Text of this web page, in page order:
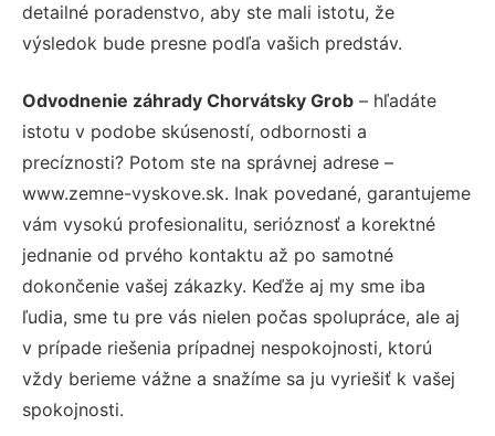
detailné poradenstvo, aby ste mali istotu, že
výsledok bude presne podľa vašich predstáv.
Odvodnenie záhrady Chorvátsky Grob – hľadáte
istotu v podobe skúseností, odbornosti a
precíznosti? Potom ste na správnej adrese –
www.zemne-vyskove.sk. Inak povedané, garantujeme
vám vysokú profesionalitu, serióznosť a korektné
jednanie od prvého kontaktu až po samotné
dokončenie vašej zákazky. Keďže aj my sme iba
ľudia, sme tu pre vás nielen počas spolupráce, ale aj
v prípade riešenia prípadnej nespokojnosti, ktorú
vždy berieme vážne a snažíme sa ju vyriešiť k vašej
spokojnosti.